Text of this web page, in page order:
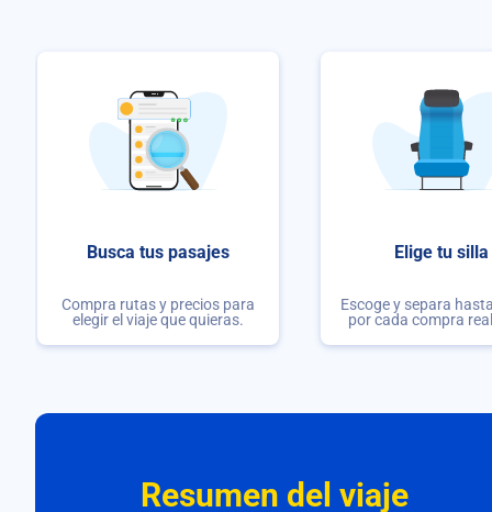
Busca tus pasajes
Compra rutas y precios para
elegir el viaje que quieras.
Elige tu silla
Escoge y separa
por cada compra
Resumen del viaje